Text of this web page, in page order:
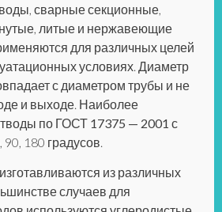
сварные секционные,
литые и нержавеющие
для различных целей
условиях. Диаметр
с диаметром трубы и не
и выходе. Наиболее
по ГОСТ 17375 — 2001 с
180 градусов.
из различных
случаев для